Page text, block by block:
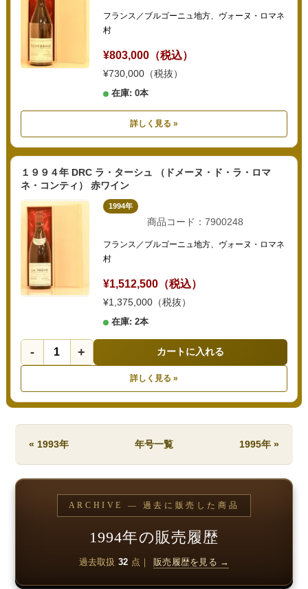
フランス／ブルゴーニュ地方、ヴォーヌ・ロマネ
村
¥803,000（税込）
¥730,000（税抜）
在庫: 0本
詳しく見る »
１９９４年 DRC ラ・ターシュ （ドメーヌ・ド・ラ・ロマ
ネ・コンティ） 赤ワイン
1994年
商品コード：7900248
フランス／ブルゴーニュ地方、ヴォーヌ・ロマネ
村
¥1,512,500（税込）
¥1,375,000（税抜）
在庫: 2本
- + カートに入れる
詳しく見る »
« 1993年 年号一覧 1995年 »
ARCHIVE — 過去に販売した商品
1994年の販売履歴
過去取扱 32 点｜ 販売履歴を見る →